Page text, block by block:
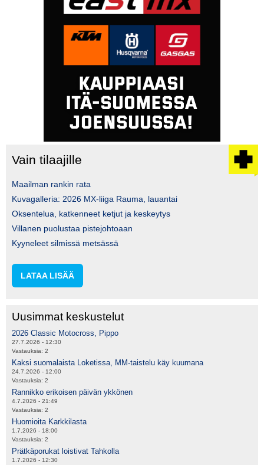
Vain tilaajille
Maailman rankin rata
Kuvagalleria: 2026 MX-liiga Rauma, lauantai
Oksentelua, katkenneet ketjut ja keskeytys
Villanen puolustaa pistejohtoaan
Kyyneleet silmissä metsässä
LATAA LISÄÄ
Uusimmat keskustelut
2026 Classic Motocross, Pippo
27.7.2026 - 12:30
Vastauksia: 2
Kaksi suomalaista Loketissa, MM-taistelu käy kuumana
24.7.2026 - 12:00
Vastauksia: 2
Rannikko erikoisen päivän ykkönen
4.7.2026 - 21:49
Vastauksia: 2
Huomioita Karkkilasta
1.7.2026 - 18:00
Vastauksia: 2
Prätkäporukat loistivat Tahkolla
1.7.2026 - 12:30